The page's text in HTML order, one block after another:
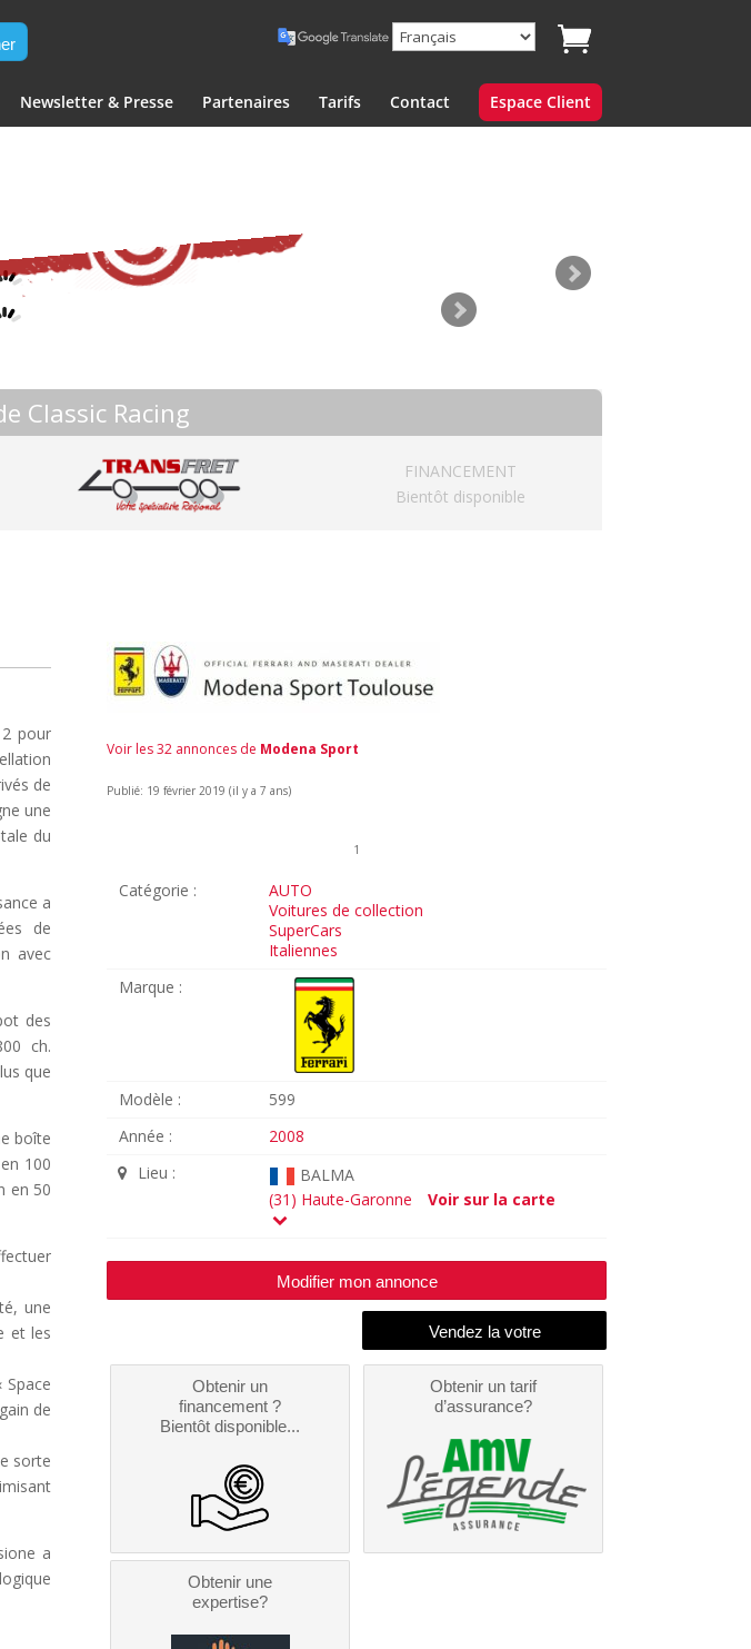
Newsletter & Presse Partenaires Tarifs Contact Espace Client
Classic Racing
FINANCEMENT
Bientôt disponible
pour
de
une
du
a
de
avec
des
ch.
que
boîte
100
en 50
une
et les
de
sorte
a
Voir les 32 annonces de Modena Sport
Publié: 19 février 2019 (il y a 7 ans)
1
Catégorie :
AUTO
Voitures de collection
SuperCars
Italiennes
Marque :
Modèle :
599
Année :
2008
Lieu :
BALMA
(31) Haute-Garonne
Voir sur la carte
Modifier mon annonce
Obtenir un
financement ?
Bientôt disponible...
Obtenir un tarif
d’assurance?
Obtenir une
expertise?